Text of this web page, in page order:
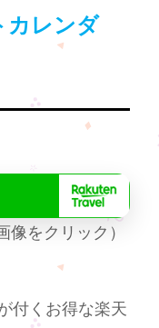
カレンダ
像をクリック）
付くお得な楽天